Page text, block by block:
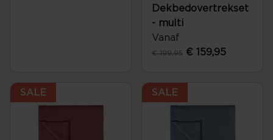
Dekbedovertrekset
- multi
Vanaf
€ 199,95 € 159,95
SALE SALE